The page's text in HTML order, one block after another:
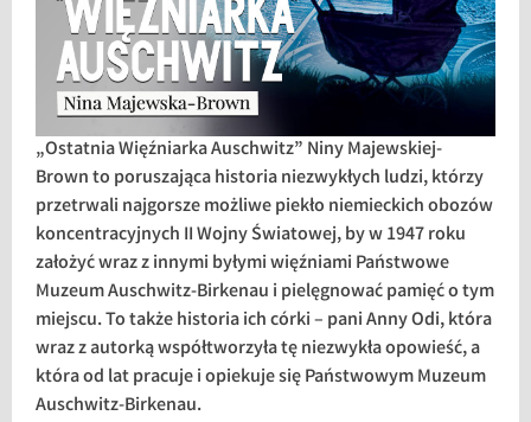
„Ostatnia Więźniarka Auschwitz” Niny Majewskiej-
Brown to poruszająca historia niezwykłych ludzi, którzy
przetrwali najgorsze możliwe piekło niemieckich obozów
koncentracyjnych II Wojny Światowej, by w 1947 roku
założyć wraz z innymi byłymi więźniami Państwowe
Muzeum Auschwitz-Birkenau i pielęgnować pamięć o tym
miejscu. To także historia ich córki – pani Anny Odi, która
wraz z autorką współtworzyła tę niezwykła opowieść, a
która od lat pracuje i opiekuje się Państwowym Muzeum
Auschwitz-Birkenau.